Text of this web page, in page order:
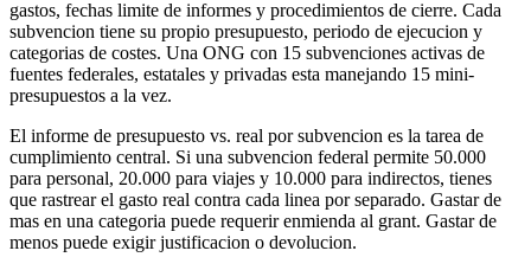
gastos, fechas limite de informes y procedimientos de cierre. Cada
subvencion tiene su propio presupuesto, periodo de ejecucion y
categorias de costes. Una ONG con 15 subvenciones activas de
fuentes federales, estatales y privadas esta manejando 15 mini-
presupuestos a la vez.
El informe de presupuesto vs. real por subvencion es la tarea de
cumplimiento central. Si una subvencion federal permite 50.000
para personal, 20.000 para viajes y 10.000 para indirectos, tienes
que rastrear el gasto real contra cada linea por separado. Gastar de
mas en una categoria puede requerir enmienda al grant. Gastar de
menos puede exigir justificacion o devolucion.